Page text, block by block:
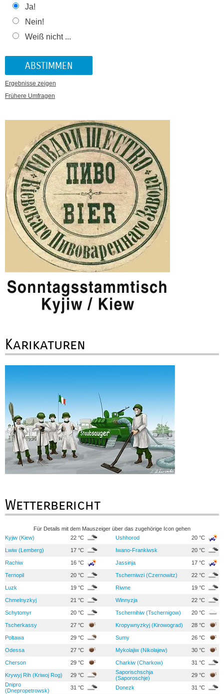
Ja!
Nein!
Weiß nicht ...
Ergebnisse zeigen
Frühere Umfragen
Karikaturen
Wetterbericht
Für Details mit dem Mauszeiger über das zugehörige Icon gehen
Kyjiw (Kiew)
22 °C Ushhorod 20 °C
Lwiw (Lemberg) 17 °C Iwano-Frankiwsk 20 °C
Rachiw 16 °C Jassinja 17 °C
Ternopil 20 °C Tscherniwzi (Czernowitz) 22 °C
Luzk 19 °C Riwne 19 °C
Chmelnyzkyj 21 °C Winnyzja 22 °C
Schytomyr 20 °C Tschernihiw (Tschernigow) 20 °C
Tscherkassy 27 °C Kropywnyzkyj (Kirowograd) 28 °C
Poltawa 29 °C Sumy 26 °C
Odessa 27 °C Mykolajiw (Nikolajew) 30 °C
Cherson 29 °C Charkiw (Charkow) 31 °C
Krywyj Rih (Kriwoj Rog) 29 °C
Saporischschja
(Saporoschje)
29 °C
Dnipro
(Dnepropetrowsk)
31 °C Donezk 31 °C